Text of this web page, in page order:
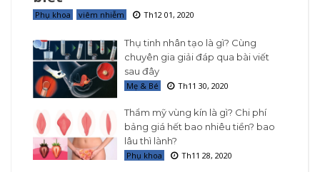
Phụ khoa viêm nhiễm Th12 01, 2020
Thụ tinh nhân tạo là gì? Cùng
chuyên gia giải đáp qua bài viết
sau đây
Mẹ & Bé Th11 30, 2020
Thẩm mỹ vùng kín là gì? Chi phí
bảng giá hết bao nhiêu tiền? bao
lâu thì lành?
Phụ khoa Th11 28, 2020